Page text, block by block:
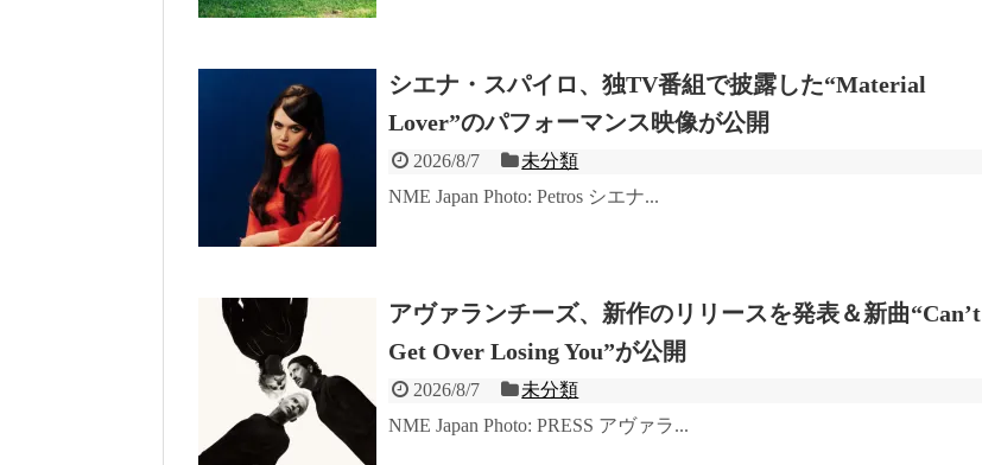
シエナ・スパイロ、独TV番組で披露した“Material
Lover”のパフォーマンス映像が公開
2026/8/7
未分類
NME Japan Photo: Petros シエナ...
アヴァランチーズ、新作のリリースを発表＆新曲“Can’t
Get Over Losing You”が公開
2026/8/7
未分類
NME Japan Photo: PRESS アヴァラ...